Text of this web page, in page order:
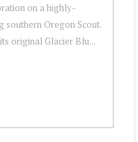
on a highly-
southern Oregon Scout.
original Glacier Blu...